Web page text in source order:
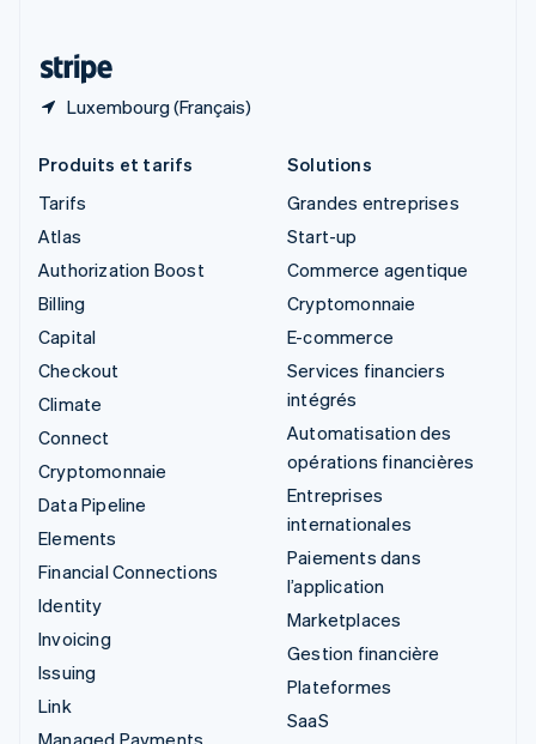
Luxembourg (Français)
Produits et tarifs
Tarifs
Atlas
Authorization Boost
Billing
Capital
Checkout
Climate
Connect
Cryptomonnaie
Data Pipeline
Elements
Financial Connections
Identity
Invoicing
Issuing
Link
Solutions
Grandes entreprises
Start-up
Commerce agentique
Cryptomonnaie
E-commerce
Services financiers
intégrés
Automatisation des
opérations financières
Entreprises
internationales
Paiements dans
l’application
Marketplaces
Gestion financière
Plateformes
SaaS